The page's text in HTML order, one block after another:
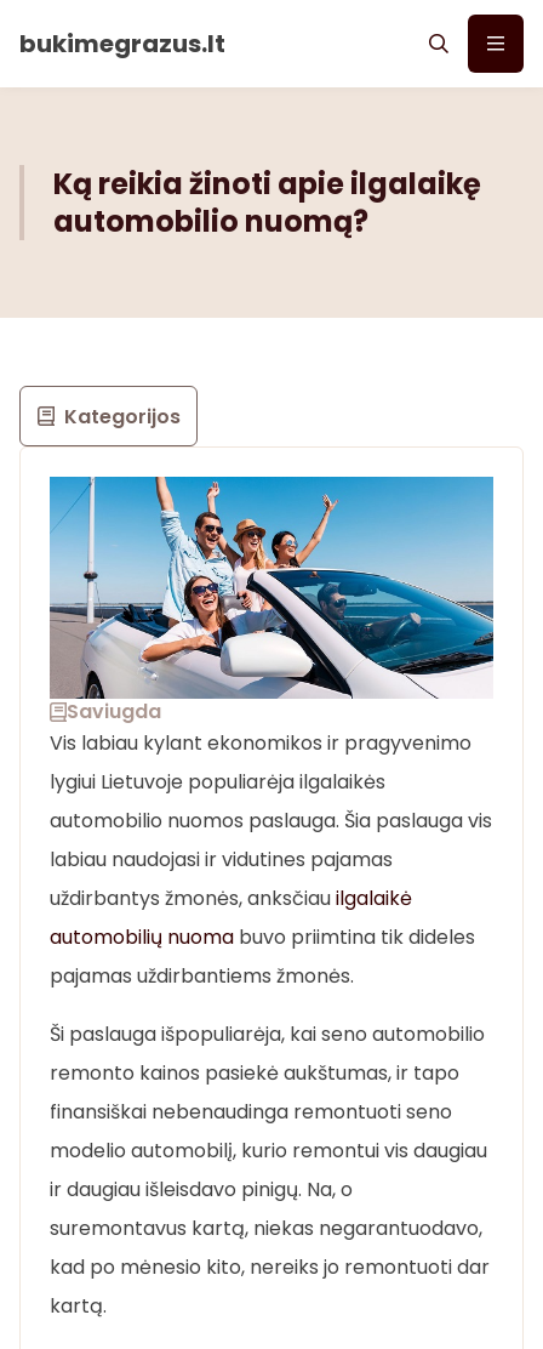
bukimegrazus.lt
Ką reikia žinoti apie ilgalaikę
automobilio nuomą?
Saviugda
Vis labiau kylant ekonomikos ir pragyvenimo
lygiui Lietuvoje populiarėja ilgalaikės
automobilio nuomos paslauga. Šia paslauga vis
labiau naudojasi ir vidutines pajamas
uždirbantys žmonės, anksčiauilgalaikė
automobilių nuoma buvo priimtina tik dideles
pajamas uždirbantiems žmonės.
Ši paslauga išpopuliarėja, kai seno automobilio
remonto kainos pasiekė aukštumas, ir tapo
finansiškai nebenaudinga remontuoti seno
modelio automobilį, kurio remontui vis daugiau
ir daugiau išleisdavo pinigų. Na, o
suremontavus kartą, niekas negarantuodavo,
kad po mėnesio kito, nereiks jo remontuoti dar
kartą.
Kategorijos